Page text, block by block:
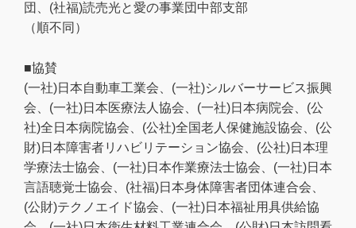
団、(社福)読売光と愛の事業団中部支部
（順不同）
■協賛
(一社)日本自動車工業会、(一社)シルバーサービス振興
会、(一社)日本医療法人協会、(一社)日本病院会、(公
社)全日本病院協会、(公社)全国老人保健施設協会、(公
財)日本障害者リハビリテーション協会、(公社)日本理
学療法士協会、(一社)日本作業療法士協会、(一社)日本
言語聴覚士協会、(社福)日本身体障害者団体連合会、
(公財)テクノエイド協会、(一社)日本福祉用具供給協